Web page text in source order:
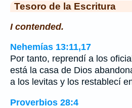
Tesoro de la Escritura
I contended.
Nehemías 13:11,17
Por tanto, reprendí a los
está la casa de Dios
a los levitas y los restablecí
Proverbios 28:4